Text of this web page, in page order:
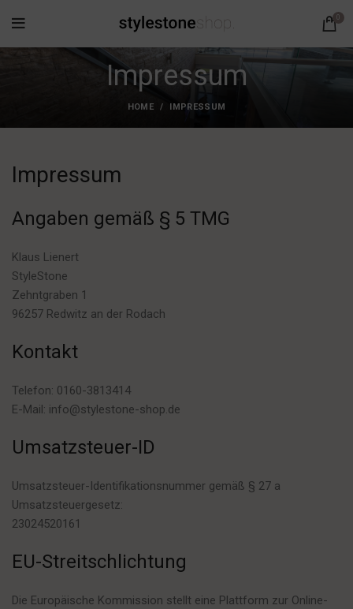
0
Impressum
HOME IMPRESSUM
Impressum
Angaben gemäß § 5 TMG
Klaus Lienert
StyleStone
Zehntgraben 1
96257 Redwitz an der Rodach
Kontakt
Telefon: 0160-3813414
E-Mail: info@stylestone-shop.de
Umsatzsteuer-ID
Umsatzsteuer-Identifikationsnummer gemäß § 27 a
Umsatzsteuergesetz:
23024520161
EU-Streitschlichtung
Die Europäische Kommission stellt eine Plattform zur Online-